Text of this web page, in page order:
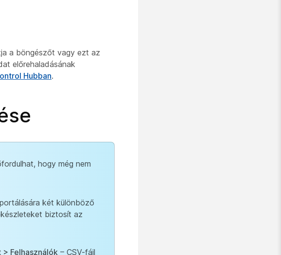
a böngészőt vagy ezt az
előrehaladásának
Hubban.
hogy még nem
két különböző
biztosít az
> Felhasználók – CSV-fájl